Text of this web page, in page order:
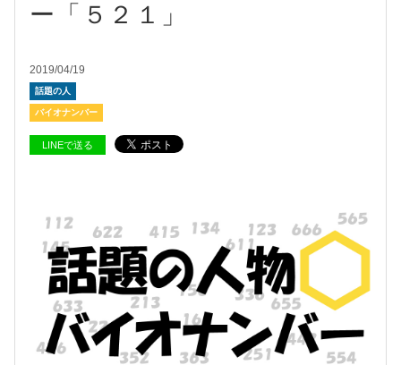
ー「５２１」
2019/04/19
話題の人
バイオナンバー
LINEで送る